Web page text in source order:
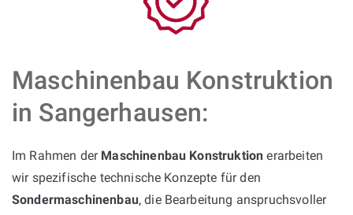
Maschinenbau Konstruktion
in Sangerhausen:
Im Rahmen der Maschinenbau Konstruktion erarbeiten
wir spezifische technische Konzepte für den
Sondermaschinenbau, die Bearbeitung anspruchsvoller